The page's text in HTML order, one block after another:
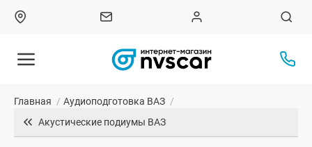
Главная / Аудиоподготовка ВАЗ /
Акустические подиумы ВАЗ